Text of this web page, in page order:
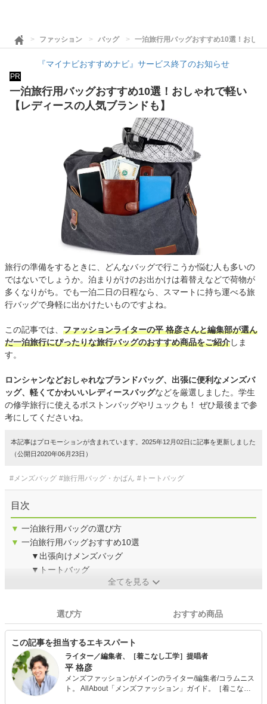
ファッション バッグ 一泊旅行用バッグおすすめ10選！おし
『マイナビおすすめナビ』サービス終了のお知らせ
PR
一泊旅行用バッグおすすめ10選！おしゃれで軽い
【レディースの人気ブランドも】
旅行の準備をするときに、どんなバッグで行こうか悩む人も多いの
ではないでしょうか。泊まりがけのお出かけは着替えなどで荷物が
多くなりがち。でも一泊二日の日程なら、スマートに持ち運べる旅
行バッグで身軽に出かけたいものですよね。
この記事では、 ファッションライターの平 格彦さんと編集部が選ん
だ一泊旅行にぴったりな旅行バッグのおすすめ商品をご紹介しま
す。
ロンシャンなどおしゃれなブランドバッグ、出張に便利なメンズバ
ッグ、軽くてかわいいレディースバッグなどを厳選しました。学生
の修学旅行に使えるボストンバッグやリュックも！ ぜひ最後まで参
考にしてくださいね。
本記事はプロモーションが含まれています。2025年12月02日に記事を更新しました
（公開日2020年06月23日）
#メンズバッグ #旅行用バッグ・かばん #トートバッグ
目次
▼ 一泊旅行用バッグの選び方
▼ 一泊旅行用バッグおすすめ10選
▼出張向けメンズバッグ
▼トートバッグ
全てを見る
選び方 おすすめ商品
この記事を担当するエキスパート
ライター／編集者、［着こなし工学］提唱者
平 格彦
メンズファッションがメインのライター/編集者/コラムニス
ト。 AllAbout「メンズファッション」ガイド。［着こなし